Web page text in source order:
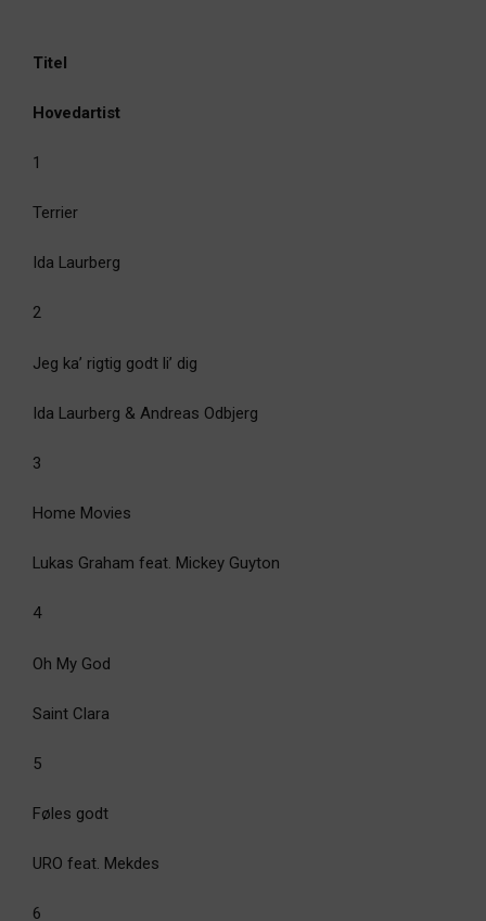
Titel
Hovedartist
1
Terrier
Ida Laurberg
2
Jeg ka’ rigtig godt li’ dig
Ida Laurberg & Andreas Odbjerg
3
Home Movies
Lukas Graham feat. Mickey Guyton
4
Oh My God
Saint Clara
5
Føles godt
URO feat. Mekdes
6